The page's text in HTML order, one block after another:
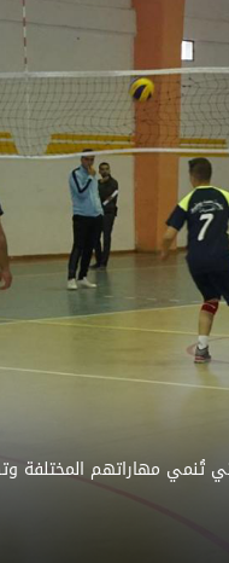
تُنمي مهاراتهم